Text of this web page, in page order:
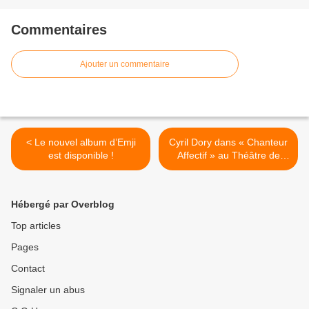
Commentaires
Ajouter un commentaire
< Le nouvel album d’Emji
est disponible !
Cyril Dory dans « Chanteur
Affectif » au Théâtre de
Nesle, nous y étions ! >
Hébergé par Overblog
Top articles
Pages
Contact
Signaler un abus